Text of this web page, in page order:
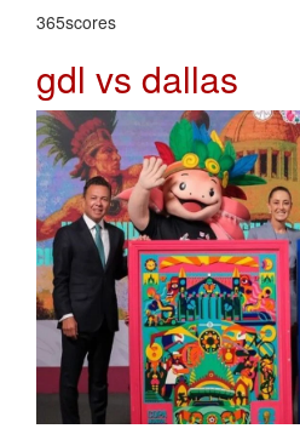
365scores
gdl vs dallas